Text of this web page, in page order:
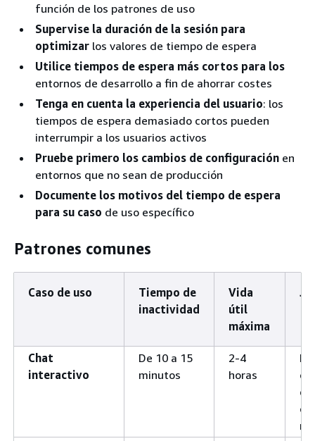
función de los patrones de uso
Supervise la duración de la sesión para
optimizar los valores de tiempo de espera
Utilice tiempos de espera más cortos para los
entornos de desarrollo a fin de ahorrar costes
Tenga en cuenta la experiencia del usuario: los
tiempos de espera demasiado cortos pueden
interrumpir a los usuarios activos
Pruebe primero los cambios de configuración en
entornos que no sean de producción
Documente los motivos del tiempo de espera
para su caso de uso específico
Patrones comunes
Caso de uso
Tiempo de
inactividad
Vida
útil
máxima
Chat
interactivo
De 10 a 15
minutos
2-4
horas